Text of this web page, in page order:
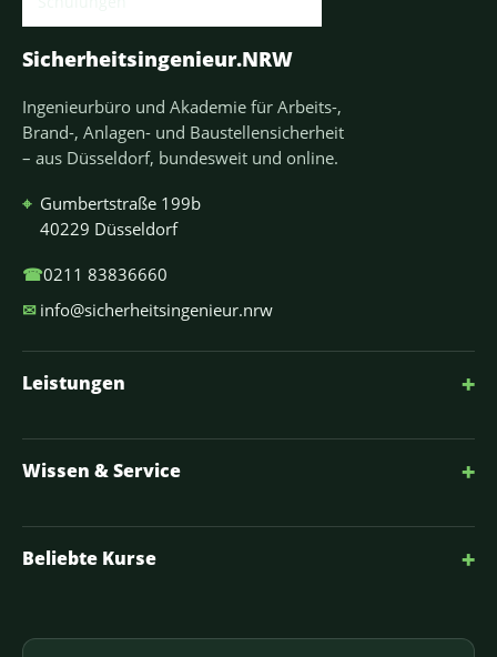
Sicherheitsingenieur.NRW
Ingenieurbüro und Akademie für Arbeits-,
Brand-, Anlagen- und Baustellensicherheit
– aus Düsseldorf, bundesweit und online.
⌖ Gumbertstraße 199b
40229 Düsseldorf
☎0211 83836660
✉ info@sicherheitsingenieur.nrw
Leistungen +
Wissen & Service +
Beliebte Kurse +